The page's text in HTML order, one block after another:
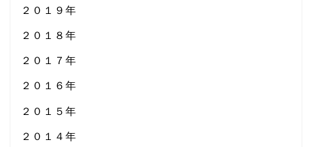
２０１９年
２０１８年
２０１７年
２０１６年
２０１５年
２０１４年